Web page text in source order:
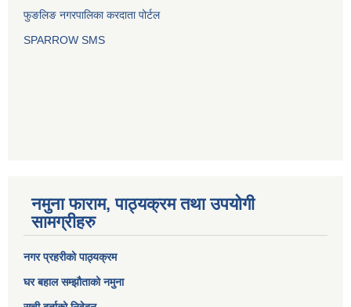
फुङलिङ नगरपालिका करदाता पोर्टल
SPARROW SMS
नमुना फाराम, पाठ्यक्रम तथा उपयोगी
सामग्रीहरु
नगर प्रहरीको पाठ्यक्रम
घर बहाल सम्झौताको नमुना